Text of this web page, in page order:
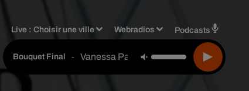
Live :Choisir une ville Webradios Podcasts
Bouquet Final - Vanessa Paradis